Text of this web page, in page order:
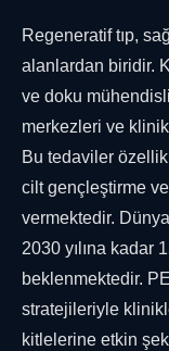
Regeneratif tıp,
alanlardan biridir.
ve doku
merkezleri ve
Bu tedaviler
cilt gençleştirme
vermektedir.
2030 yılına kadar
beklenmektedir.
stratejileriyle
kitlelerine etkin